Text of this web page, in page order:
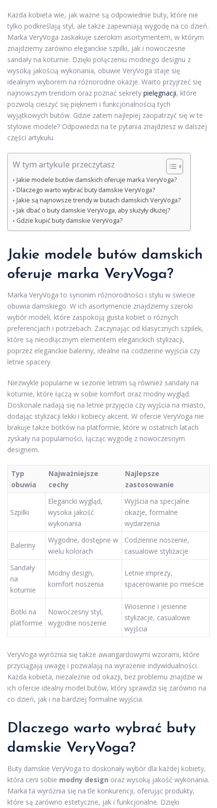
Każda kobieta wie, jak ważne są odpowiednie buty, które nie
tylko podkreślają styl, ale także zapewniają wygodę na co dzień.
Marka VeryVoga zaskakuje szerokim asortymentem, w którym
znajdziemy zarówno eleganckie szpilki, jak i nowoczesne
sandały na koturnie. Dzięki połączeniu modnego designu z
wysoką jakością wykonania, obuwie VeryVoga staje się
idealnym wyborem na różnorodne okazje. Warto przyjrzeć się
najnowszym trendom oraz poznać sekrety pielęgnacji, które
pozwolą cieszyć się pięknem i funkcjonalnością tych
wyjątkowych butów. Gdzie zatem najlepiej zaopatrzyć się w te
stylowe modele? Odpowiedzi na te pytania znajdziesz w dalszej
części artykułu.
W tym artykule przeczytasz
Jakie modele butów damskich oferuje marka VeryVoga?
Dlaczego warto wybrać buty damskie VeryVoga?
Jakie są najnowsze trendy w butach damskich VeryVoga?
Jak dbać o buty damskie VeryVoga, aby służyły dłużej?
Gdzie kupić buty damskie VeryVoga?
Jakie modele butów damskich
oferuje marka VeryVoga?
Marka VeryVoga to synonim różnorodności i stylu w świecie
obuwia damskiego. W ich asortymencie znajdziemy szeroki
wybór modeli, które zaspokoją gusta kobiet o różnych
preferencjach i potrzebach. Zaczynając od klasycznych szpilek,
które są nieodłącznym elementem eleganckich stylizacji,
poprzez eleganckie baleriny, idealne na codzienne wyjścia czy
letnie spacery.
Niezwykle popularne w sezonie letnim są również sandały na
koturnie, które łączą w sobie komfort oraz modny wygląd.
Doskonale nadają się na letnie przyjęcia czy wyjścia na miasto,
dodając stylizacji lekki i kobiecy akcent. W ofercie VeryVoga nie
brakuje także botków na platformie, które w ostatnich latach
zyskały na popularności, łącząc wygodę z nowoczesnym
designem.
Typ
obuwia
Najważniejsze
cechy
Najlepsze
zastosowanie
Szpilki
Elegancki wygląd,
wysoka jakość
wykonania
Wyjścia na specjalne
okazje, formalne
wydarzenia
Baleriny
Wygodne, dostępne w
wielu kolorach
Codzienne noszenie,
casualowe stylizacje
Sandały
na
koturnie
Modny design,
komfort noszenia
Letnie imprezy,
spacerowanie po mieście
Botki na
platformie
Nowoczesny styl,
wygodne noszenie
Wiosenne i jesienne
stylizacje, casualowe
wyjścia
VeryVoga wyróżnia się także awangardowymi wzorami, które
przyciągają uwagę i pozwalają na wyrażenie indywidualności.
Każda kobieta, niezależnie od okazji, bez problemu znajdzie w
ich ofercie idealny model butów, który sprawdzi się zarówno na
co dzień, jak i na bardziej formalne wyjścia.
Dlaczego warto wybrać buty
damskie VeryVoga?
Buty damskie VeryVoga to doskonały wybór dla każdej kobiety,
która ceni sobie modny design oraz wysoką jakość wykonania.
Marka ta wyróżnia się na tle konkurencji, oferując produkty,
które są zarówno estetyczne, jak i funkcjonalne. Dzięki